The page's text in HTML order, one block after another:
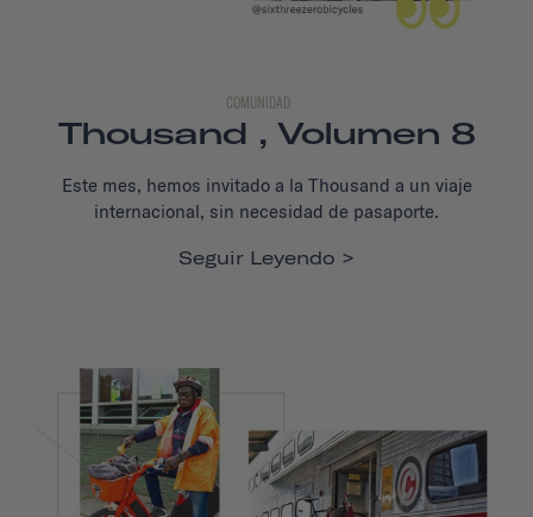
COMUNIDAD
Thousand , Volumen 8
Este mes, hemos invitado a la Thousand a un viaje
internacional, sin necesidad de pasaporte.
Seguir Leyendo